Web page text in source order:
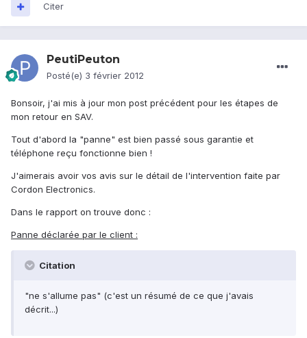
Citer
PeutiPeuton
Posté(e) 3 février 2012
Bonsoir, j'ai mis à jour mon post précédent pour les étapes de
mon retour en SAV.
Tout d'abord la "panne" est bien passé sous garantie et
téléphone reçu fonctionne bien !
J'aimerais avoir vos avis sur le détail de l'intervention faite par
Cordon Electronics.
Dans le rapport on trouve donc :
Panne déclarée par le client :
Citation
"ne s'allume pas" (c'est un résumé de ce que j'avais
décrit...)